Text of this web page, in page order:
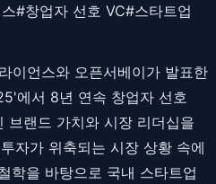
#창업자 선호 VC#스타트업
이언스와 오픈서베이가 발표한
에서 8년 연속 창업자 선호
브랜드 가치와 시장 리더십을
자가 위축되는 시장 상황 속에
학을 바탕으로 국내 스타트업